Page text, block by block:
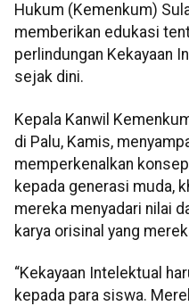
Hukum (Kemenkum)
memberikan edukasi
perlindungan Kekayaan
sejak dini.
Kepala Kanwil
di Palu, Kamis,
memperkenalkan
kepada generasi muda,
mereka menyadari nilai
karya orisinal yang
“Kekayaan Intelektual
kepada para siswa.